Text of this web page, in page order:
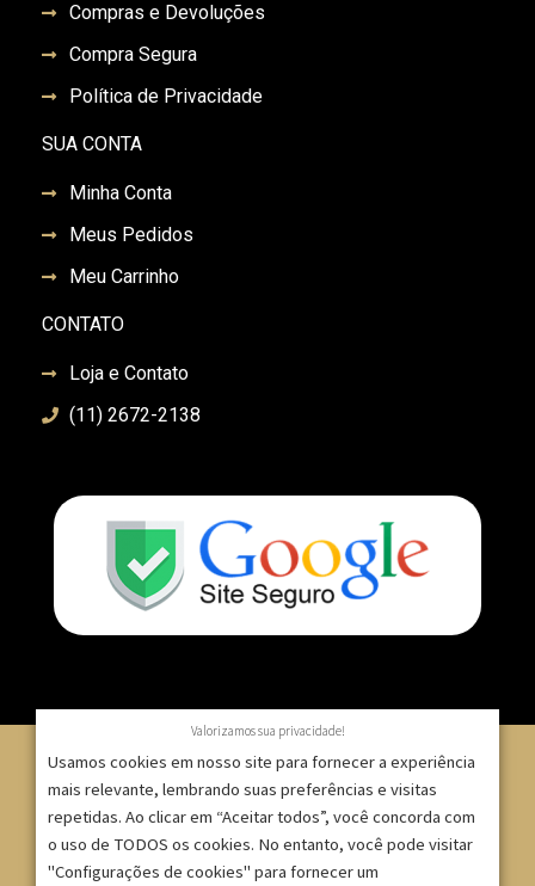
Compras e Devoluções
Compra Segura
Política de Privacidade
SUA CONTA
Minha Conta
Meus Pedidos
Meu Carrinho
CONTATO
Loja e Contato
(11) 2672-2138
© 2007 – 2025 – ImpressionModaFesta | Rua Serra de
Japi, 1332 – Tatuapé – São Paulo/SP – CNPJ:
Valorizamos sua privacidade!
Usamos cookies em nosso site para fornecer a experiência
mais relevante, lembrando suas preferências e visitas
repetidas. Ao clicar em “Aceitar todos”, você concorda com
o uso de TODOS os cookies. No entanto, você pode visitar
"Configurações de cookies" para fornecer um